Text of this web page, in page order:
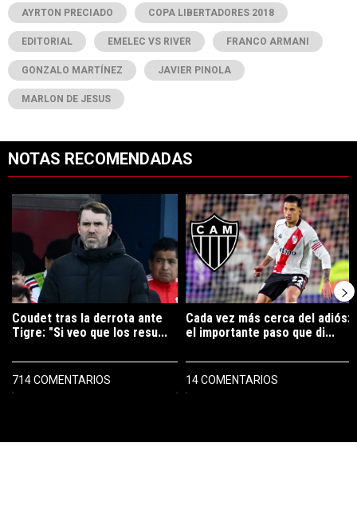
AYRTON PRECIADO COPA LIBERTADORES 2018
EDITORIAL EMELEC VS RIVER FRANCO ARMANI
GONZALO MARTÍNEZ JAVIER PINOLA
MARLON DE JESUS
NOTAS RECOMENDADAS
Un artículo de tendencia con el título "Coudet tras la derrota ante
Coudet tras la derrota ante
Tigre: "Si veo que los resu...
714 COMENTARIOS
Un artículo de tendencia con el
Cada vez más cerca del adiós:
el importante paso que di...
14 COMENTARIOS